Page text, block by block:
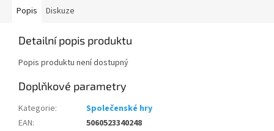
Popis Diskuze
Detailní popis produktu
Popis produktu není dostupný
Doplňkové parametry
Kategorie:
Společenské hry
EAN:
5060523340248